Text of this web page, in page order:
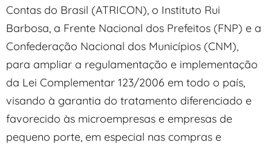
Contas do Brasil (ATRICON), o Instituto Rui
Barbosa, a Frente Nacional dos Prefeitos (FNP) e a
Confederação Nacional dos Municípios (CNM),
para ampliar a regulamentação e implementação
da Lei Complementar 123/2006 em todo o país,
visando à garantia do tratamento diferenciado e
favorecido às microempresas e empresas de
pequeno porte, em especial nas compras e